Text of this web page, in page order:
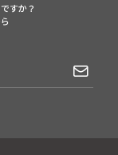
すか？